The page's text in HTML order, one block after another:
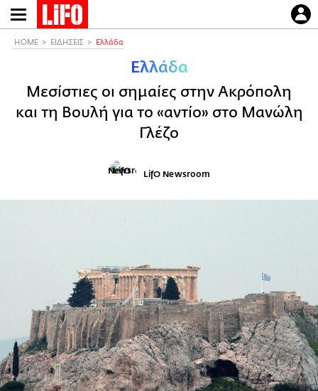
Παράκαμψη
προς
HOME ΕΙΔΗΣΕΙΣ Ελλάδα
Ελλάδα
Μεσίστιες οι σημαίες στην Ακρόπολη
και τη Βουλή για το «αντίο» στο Μανώλη
Γλέζο
LifO Newsroom